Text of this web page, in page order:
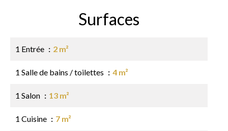
Surfaces
1 Entrée 2 m²
1 Salle de bains / toilettes 4 m²
1 Salon 13 m²
1 Cuisine 7 m²